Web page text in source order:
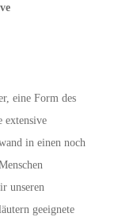
eine Form des
extensive
in einen noch
unseren
geeignete